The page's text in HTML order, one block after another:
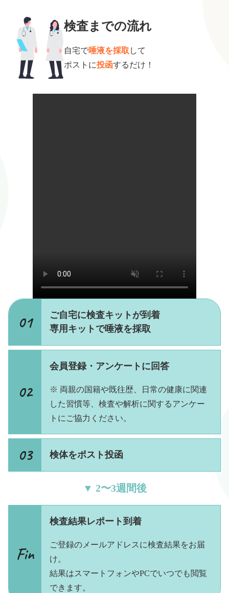
検査までの流れ
自宅で唾液を採取 して
ポストに投函するだけ！
ご自宅に検査キットが到着
専用キットで唾液を採取
会員登録・アンケートに回答
※ 両親の国籍や既往歴、日常の健康に関連
した習慣等、検査や解析に関するアンケー
トにご協力ください。
検体をポスト投函
▼ 2〜3週間後
検査結果レポート到着
ご登録のメールアドレスに検査結果をお届
け。
結果はスマートフォンやPCでいつでも閲覧
できます。